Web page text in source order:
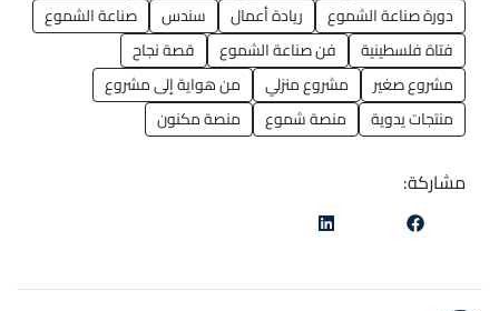
دورة صناعة الشموع
ريادة أعمال سندس
صناعة الشموع
فتاة فلسطينية
فن صناعة الشموع
قصة نجاح
مشروع صغير
مشروع منزلي
من هواية إلى مشروع
منتجات يدوية
منصة شموع منصة مكنون
مشاركة: